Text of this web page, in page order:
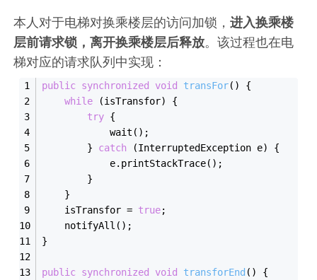
本人对于电梯对换乘楼层的访问加锁，进入换乘楼
层前请求锁，离开换乘楼层后释放。该过程也在电
梯对应的请求队列中实现：
public synchronized void transFor()
{
while (isTransfor) {
try {
            wait();
        }
catch (InterruptedException e) {
            e.printStackTrace();
        }
    }
    isTransfor =
true;
    notifyAll();
}
public synchronized void transforEnd ()
{